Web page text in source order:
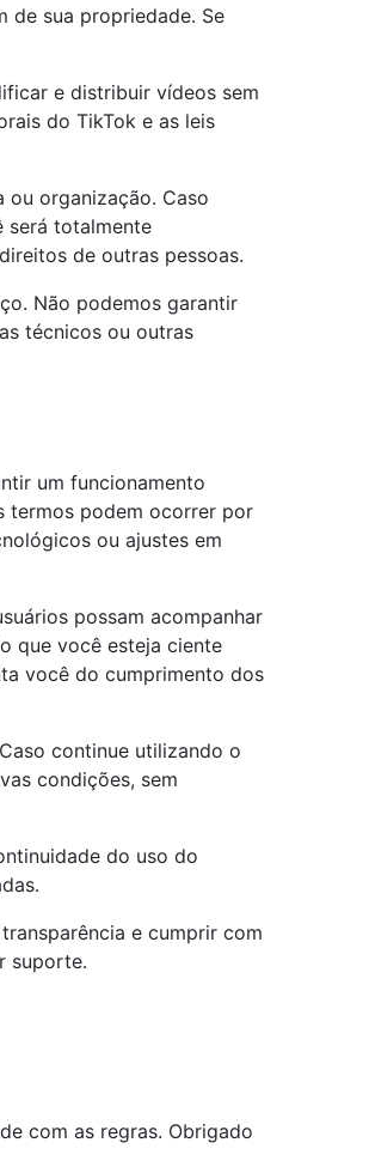
de sua propriedade. Se
e distribuir vídeos sem
do TikTok e as leis
ou organização. Caso
será totalmente
de outras pessoas.
Não podemos garantir
técnicos ou outras
um funcionamento
termos podem ocorrer por
ou ajustes em
possam acompanhar
que você esteja ciente
você do cumprimento dos
continue utilizando o
condições, sem
do uso do
e cumprir com
suporte.
com as regras. Obrigado